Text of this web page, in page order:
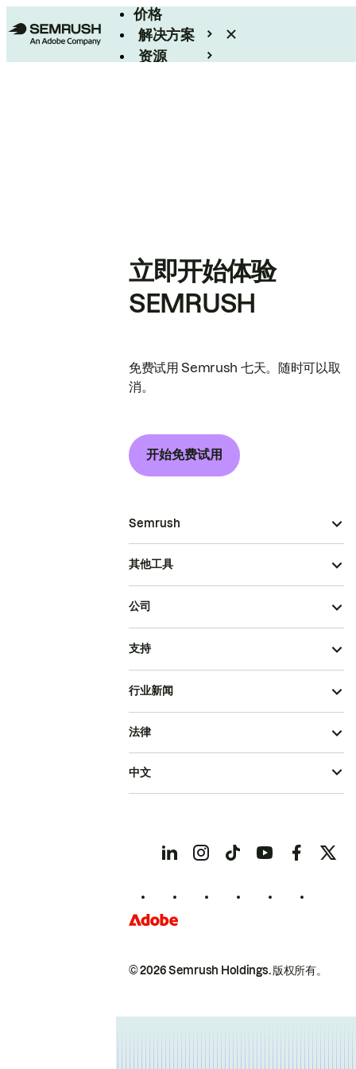
价格
解决方案
资源
立即开始体验
SEMRUSH
免费试用 Semrush 七天。随时可以取
消。
开始免费试用
Semrush
其他工具
公司
支持
行业新闻
© 2026 Semrush Holdings.版权所有。
法律
中文